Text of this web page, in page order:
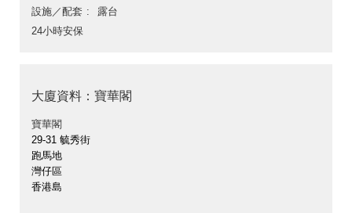
設施／配套
露台
24小時安保
大廈資料：寶華閣
寶華閣
29-31 毓秀街
跑馬地
灣仔區
香港島